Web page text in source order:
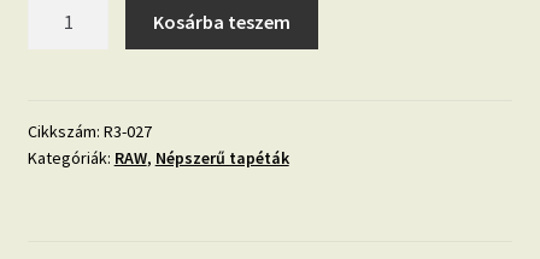
Kosárba teszem
Cikkszám: R3-027
Kategóriák: RAW, Népszerű tapéták